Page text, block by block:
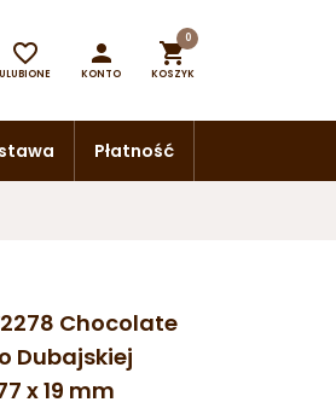

ULUBIONE

KONTO

0
KOSZYK
Płatność
Chocolate
Dubajskiej
x 19 mm